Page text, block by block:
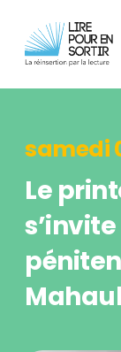
samedi
Le